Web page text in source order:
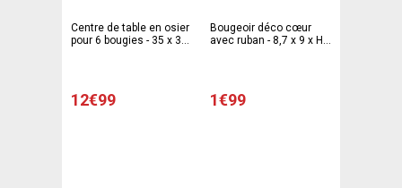
Centre de table en osier
pour 6 bougies - 35 x 35
12€99
Bougeoir déco cœur
avec ruban - 8,7 x 9 x H
1€99